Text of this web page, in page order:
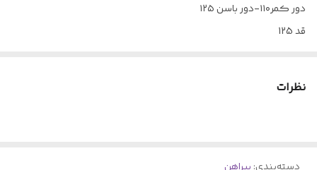
دور کمر۱۱۰-دور باسن ۱۲۵
قد 125
نظرات